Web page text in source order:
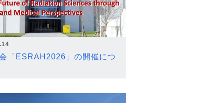
「ESRAH2026」の開催につ